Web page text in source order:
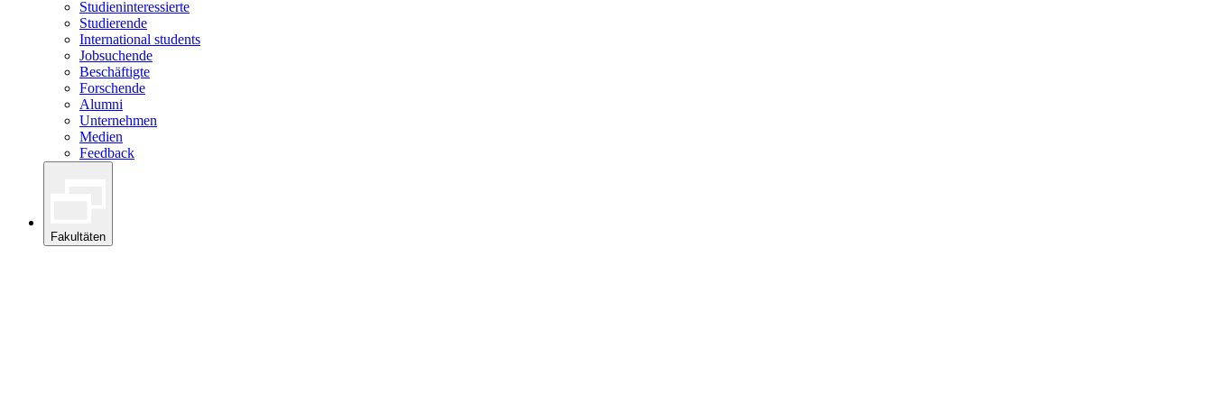
Studieninteressierte
Studierende
International students
Jobsuchende
Beschäftigte
Forschende
Alumni
Unternehmen
Medien
Feedback
Fakultäten